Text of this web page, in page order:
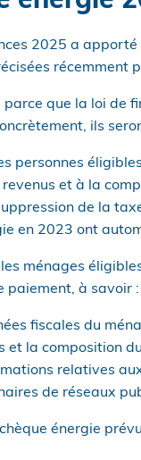
2025 a
récemment
parce que la loi de
ils
personnes
et à la
de la
en 2023 ont
ménages
paiement, à savoir :
fiscales du
et la composition
relatives
de réseaux
énergie